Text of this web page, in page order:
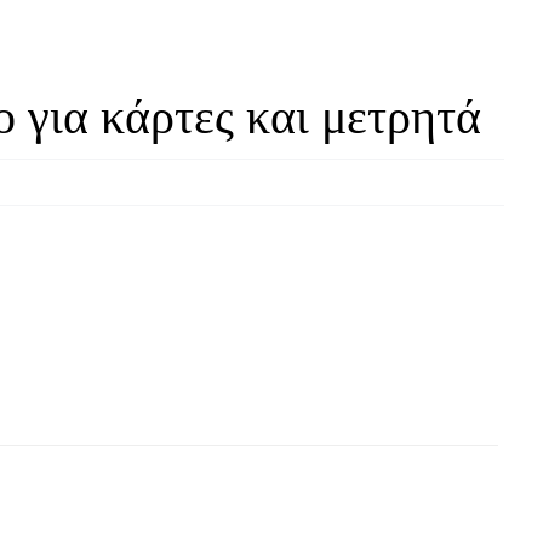
για κάρτες και μετρητά